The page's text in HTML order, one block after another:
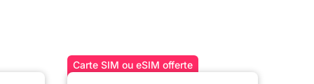
Carte SIM ou eSIM offerte